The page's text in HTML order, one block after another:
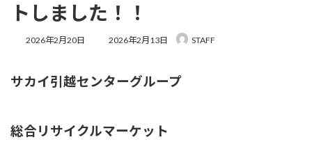
トしました！！
2026年2月20日
最
新
日
2026年2月13日 STAFF
サカイ引越センターグループ
総合リサイクルマーケット